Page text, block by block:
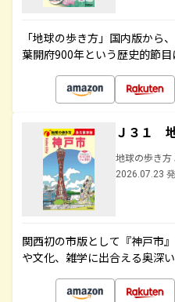
「地球の歩き方」国内版か
葉開府900年という歴史的節
Ｊ３１
地球の歩き方
2026.07.23
関西初の市版として『神戸市
や文化、雑学に出合える奥深